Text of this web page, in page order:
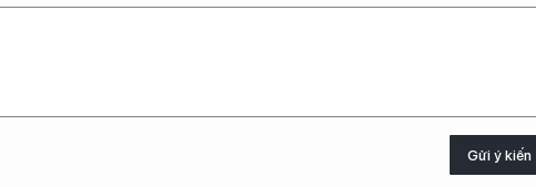
Gửi ý kiến